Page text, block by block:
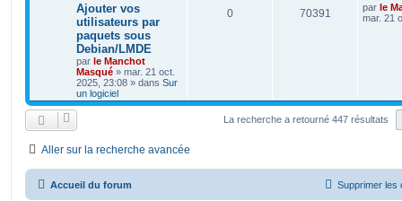
Ajouter vos
utilisateurs par
paquets sous
Debian/LMDE
par le Manchot
Masqué » mar. 21 oct.
2025, 23:08 » dans Sur
un logiciel
0 70391 par le
mar. 21
La recherche a retourné 447 résultats
Aller sur la recherche avancée
Accueil du forum Supprimer les